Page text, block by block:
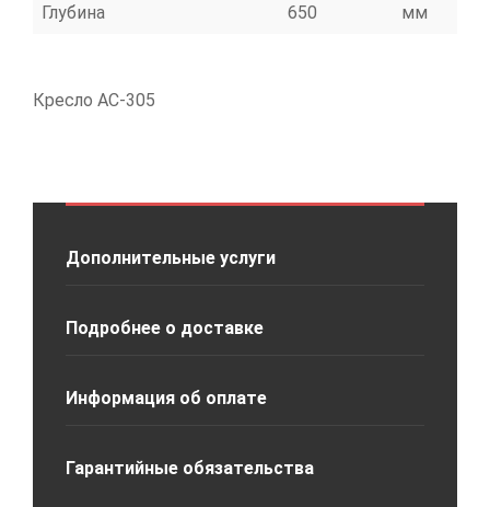
Глубина 650 мм
Кресло АС-305
Дополнительные услуги
Подробнее о доставке
Информация об оплате
Гарантийные обязательства